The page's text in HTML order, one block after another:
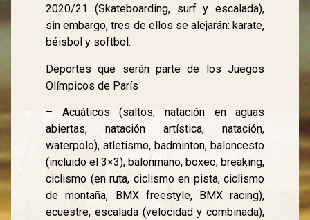
2020/21 (Skateboarding, surf y escalada),
sin embargo, tres de ellos se alejarán: karate,
béisbol y softbol.
Deportes que serán parte de los Juegos
Olímpicos de París
– Acuáticos (saltos, natación en aguas
abiertas, natación artística, natación,
waterpolo), atletismo, badminton, baloncesto
(incluido el 3×3), balonmano, boxeo, breaking,
ciclismo (en ruta, ciclismo en pista, ciclismo
de montaña, BMX freestyle, BMX racing),
ecuestre, escalada (velocidad y combinada),